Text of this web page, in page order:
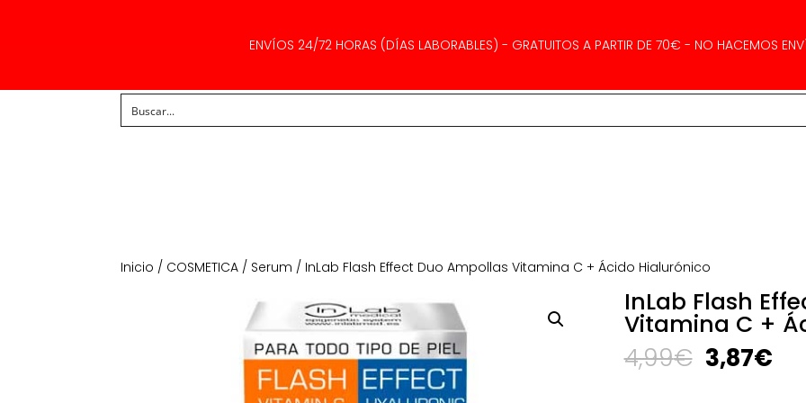
ENVÍOS 24/72 HORAS (DÍAS LABORABLES) - GRATUITOS A PARTIR DE 70€ - NO HACEMOS
Inicio / COSMETICA / Serum / InLab Flash Effect Duo Ampollas Vitamina C + Ácido Hialurónico
InLab Flash
Vitamina C +
4,99€ El
precio
3,87€El